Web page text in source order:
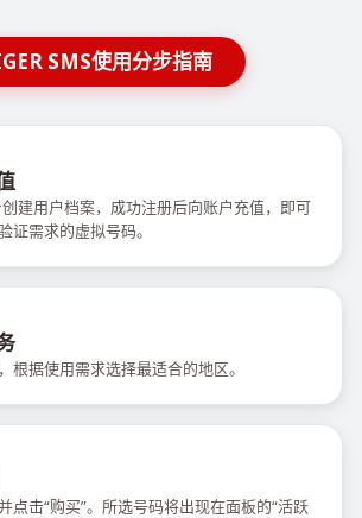
SMS使用分步指南
建用户档案，成功注册后向账户充值，即可
证需求的虚拟号码。
根据使用需求选择最适合的地区。
点击“购买”。所选号码将出现在面板的“活跃